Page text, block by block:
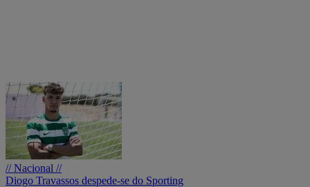
// Nacional //
Diogo Travassos despede-se do Sporting